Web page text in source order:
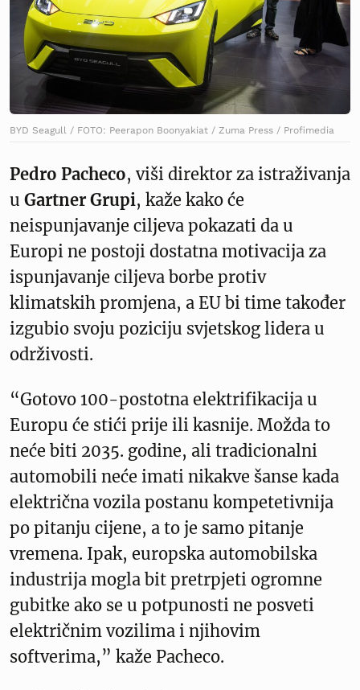
BYD Seagull / FOTO: Peerapon Boonyakiat / Zuma Press / Profimedia
Pedro Pacheco, viši direktor za istraživanja
u Gartner Grupi, kaže kako će
neispunjavanje ciljeva pokazati da u
Europi ne postoji dostatna motivacija za
ispunjavanje ciljeva borbe protiv
klimatskih promjena, a EU bi time također
izgubio svoju poziciju svjetskog lidera u
održivosti.
“Gotovo 100-postotna elektrifikacija u
Europu će stići prije ili kasnije. Možda to
neće biti 2035. godine, ali tradicionalni
automobili neće imati nikakve šanse kada
električna vozila postanu kompetetivnija
po pitanju cijene, a to je samo pitanje
vremena. Ipak, europska automobilska
industrija mogla bit pretrpjeti ogromne
gubitke ako se u potpunosti ne posveti
električnim vozilima i njihovim
softverima,” kaže Pacheco.